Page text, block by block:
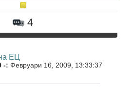
4
ЕЦ
-: Февруари 16, 2009, 13:33:37